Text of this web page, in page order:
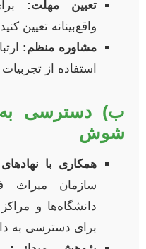
تعیین مهلت:
واقع‌بینانه تعیین
مشاوره منظم:
استفاده از
ب) دسترسی به
شوش
همکاری با
سازمان میراث
دانشگاه‌ها و
برای دسترسی به